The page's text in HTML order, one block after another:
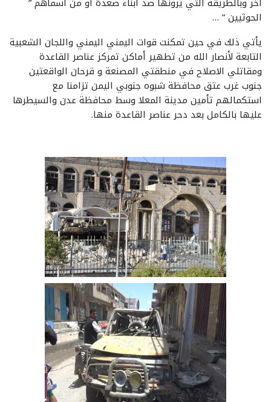
الحوثيين ” …
يأتي ذلك في حين تمكنت قوات اليمني اليمني واللجان الشعبية
التابعة لأنصار الله من تطهير أماكن تمركز عناصر القاعدة
ومقاتلي الاصلاح في منطقتي المصنعة و قرحان الواقعتين
جنوب غرب عتق محافظة شبوه جنوبي اليمن تزامنا مع
استكمالهم تأمين مدينة المعلا وسط محافظة عدن والسيطرها
عليها بالكامل بعد دحر عناصر القاعدة منها.